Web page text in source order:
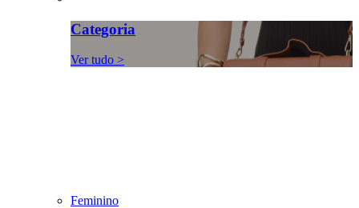
Categoria
Ver tudo >
Feminino